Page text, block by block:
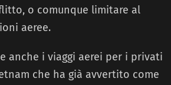
o comunque limitare al
aeree.
anche i viaggi aerei per i privati
che ha già avvertito come